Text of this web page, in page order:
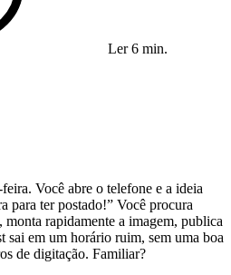
Ler 6 min.
Você abre o telefone e a ideia
para ter postado!” Você procura
rapidamente a imagem, publica
sai em um horário ruim, sem uma boa
de digitação. Familiar?